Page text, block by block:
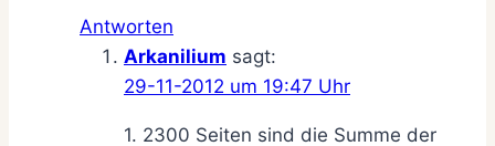
Antworten
Arkanilium sagt:
29-11-2012 um 19:47 Uhr
1. 2300 Seiten sind die Summe der